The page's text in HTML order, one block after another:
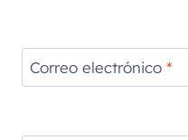
Correo electrónico *